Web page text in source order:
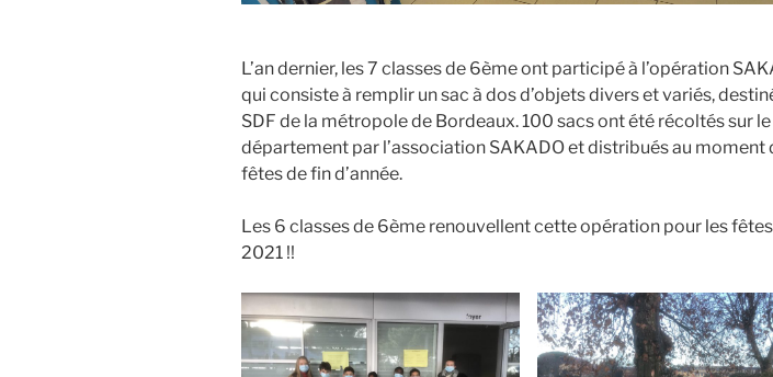
L’an dernier, les 7 classes de 6ème ont participé à l’opération
qui consiste à remplir un sac à dos d’objets divers et variés,
SDF de la métropole de Bordeaux. 100 sacs ont été récoltés sur le
département par l’association SAKADO et distribués au moment
fêtes de fin d’année.
Les 6 classes de 6ème renouvellent cette opération pour les fêtes
2021 !!